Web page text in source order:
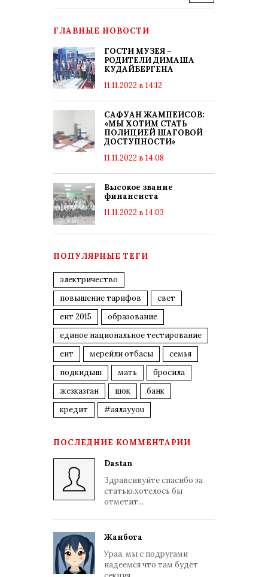
ГЛАВНЫЕ НОВОСТИ
ГОСТИ МУЗЕЯ –
РОДИТЕЛИ ДИМАША
КУДАЙБЕРГЕНА
11.11.2022 в 14:12
САФУАН ЖАМПЕИСОВ:
«МЫ ХОТИМ СТАТЬ
ПОЛИЦИЕЙ ШАГОВОЙ
ДОСТУПНОСТИ»
11.11.2022 в 14:08
Высокое звание
финансиста
11.11.2022 в 14:03
ПОПУЛЯРНЫЕ ТЕГИ
электричество
повышение тарифов
свет
ент 2015
образование
единое национальное тестирование
ент
мерейли отбасы
семья
подкидыш
мать
бросила
жезказган
шок
банк
кредит
#аялауyou
ПОСЛЕДНИЕ КОММЕНТАРИИ
Dastan
Здравсивуйте спасибо за
статью.хотелось бы
отметит...
Жанбота
Ураа, мы с подругами
надеемся что там будет